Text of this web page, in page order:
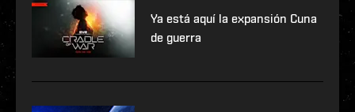
Ya está aquí la expansión Cuna
de guerra